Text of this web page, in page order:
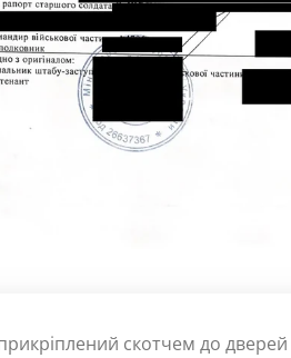
скотчем до дверей